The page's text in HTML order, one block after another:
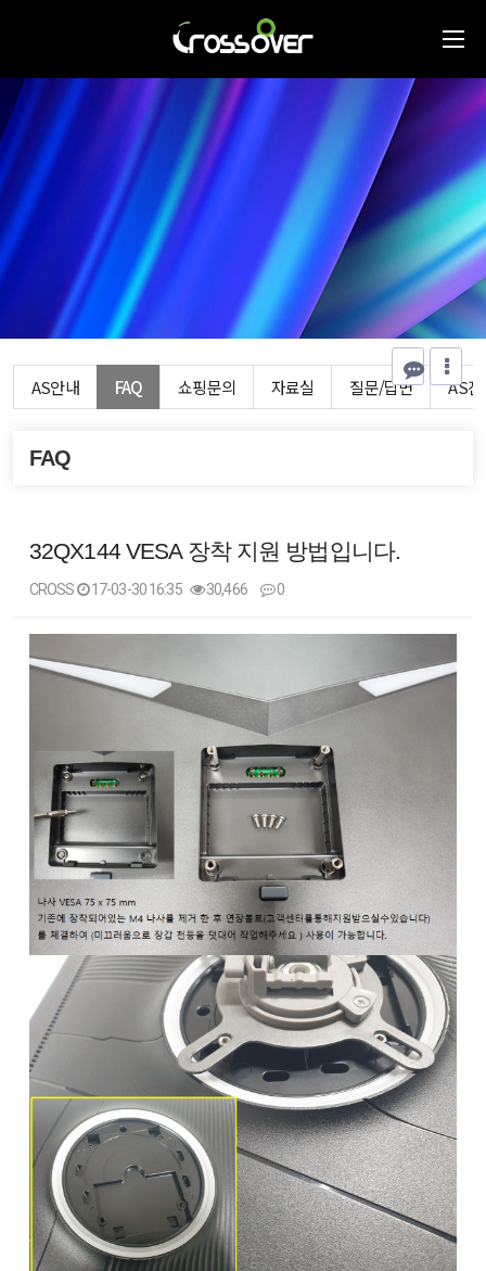
AS안내 FAQ 쇼핑문의 자료실 질문/답변 AS진
FAQ
32QX144 VESA 장착 지원 방법입니다.
CROSS 17-03-30 16:35 30,466 0